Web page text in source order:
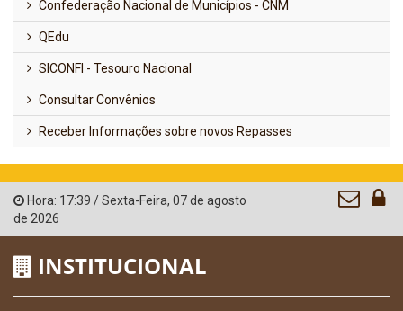
Confederação Nacional de Municípios - CNM
QEdu
SICONFI - Tesouro Nacional
Consultar Convênios
Receber Informações sobre novos Repasses
Hora: 17:39 /Sexta-Feira, 07 de agosto
de 2026
INSTITUCIONAL